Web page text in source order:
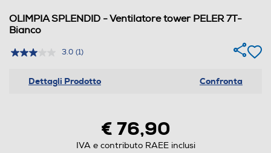
OLIMPIA SPLENDID - Ventilatore tower PELER 7T-
Bianco
3.0 (1)
Dettagli Prodotto Confronta
€ 76,90
IVA e contributo RAEE inclusi